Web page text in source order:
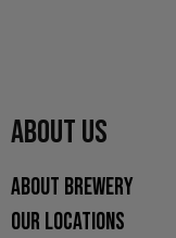
ABOUT US
ABOUT BREWERY
OUR LOCATIONS